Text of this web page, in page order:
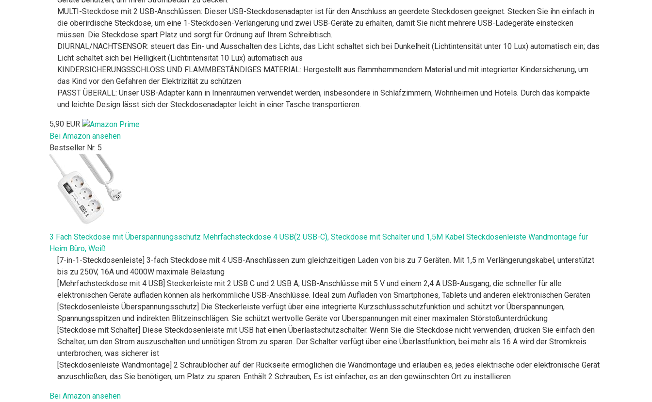
MULTI-Steckdose mit 2 USB-Anschlüssen: Dieser USB-Steckdosenadapter ist für den Anschluss an geerdete Steckdosen geeignet. Stecken Sie ihn einfach in
die oberirdische Steckdose, um eine 1-Steckdosen-Verlängerung und zwei USB-Geräte zu erhalten, damit Sie nicht mehrere USB-Ladegeräte einstecken
müssen. Die Steckdose spart Platz und sorgt für Ordnung auf Ihrem Schreibtisch.
DIURNAL/NACHTSENSOR: steuert das Ein- und Ausschalten des Lichts, das Licht schaltet sich bei Dunkelheit (Lichtintensität unter 10 Lux) automatisch ein; das
Licht schaltet sich bei Helligkeit (Lichtintensität 10 Lux) automatisch aus
KINDERSICHERUNGSSCHLOSS UND FLAMMBESTÄNDIGES MATERIAL: Hergestellt aus flammhemmendem Material und mit integrierter Kindersicherung, um
das Kind vor den Gefahren der Elektrizität zu schützen
PASST ÜBERALL: Unser USB-Adapter kann in Innenräumen verwendet werden, insbesondere in Schlafzimmern, Wohnheimen und Hotels. Durch das kompakte
und leichte Design lässt sich der Steckdosenadapter leicht in einer Tasche transportieren.
5,90 EUR
Bei Amazon ansehen
Bestseller Nr. 5
3 Fach Steckdose mit Überspannungsschutz Mehrfachsteckdose 4 USB(2 USB-C), Steckdose mit Schalter und 1,5M Kabel Steckdosenleiste Wandmontage für
Heim Büro, Weiß
[7-in-1-Steckdosenleiste] 3-fach Steckdose mit 4 USB-Anschlüssen zum gleichzeitigen Laden von bis zu 7 Geräten. Mit 1,5 m Verlängerungskabel, unterstützt
bis zu 250V, 16A und 4000W maximale Belastung
[Mehrfachsteckdose mit 4 USB] Steckerleiste mit 2 USB C und 2 USB A, USB-Anschlüsse mit 5 V und einem 2,4 A USB-Ausgang, die schneller für alle
elektronischen Geräte aufladen können als herkömmliche USB-Anschlüsse. Ideal zum Aufladen von Smartphones, Tablets und anderen elektronischen Geräten
[Steckdosenleiste Überspannungsschutz] Die Steckerleiste verfügt über eine integrierte Kurzschlussschutzfunktion und schützt vor Überspannungen,
Spannungsspitzen und indirekten Blitzeinschlägen. Sie schützt wertvolle Geräte vor Überspannungen mit einer maximalen Störstoßunterdrückung
[Steckdose mit Schalter] Diese Steckdosenleiste mit USB hat einen Überlastschutzschalter. Wenn Sie die Steckdose nicht verwenden, drücken Sie einfach den
Schalter, um den Strom auszuschalten und unnötigen Strom zu sparen. Der Schalter verfügt über eine Überlastfunktion, bei mehr als 16 A wird der Stromkreis
unterbrochen, was sicherer ist
[Steckdosenleiste Wandmontage] 2 Schraublöcher auf der Rückseite ermöglichen die Wandmontage und erlauben es, jedes elektrische oder elektronische Gerät
anzuschließen, das Sie benötigen, um Platz zu sparen. Enthält 2 Schrauben, Es ist einfacher, es an den gewünschten Ort zu installieren
Bei Amazon ansehen